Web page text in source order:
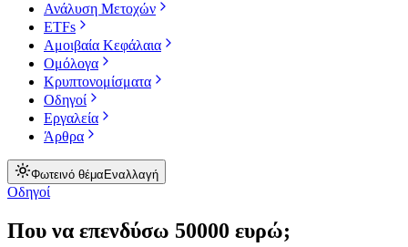
Ανάλυση Μετοχών
ETFs
Αμοιβαία Κεφάλαια
Ομόλογα
Κρυπτονομίσματα
Οδηγοί
Εργαλεία
Άρθρα
Φωτεινό θέμα Εναλλαγή
Οδηγοί
Που να επενδύσω 50000 ευρώ;